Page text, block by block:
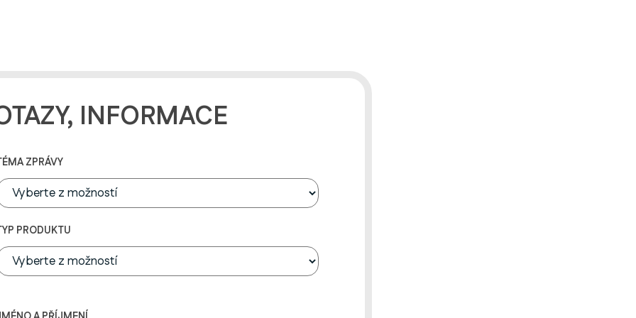
INFORMACE
ZPRÁVY
PRODUKTU